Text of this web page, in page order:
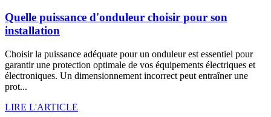
Quelle puissance d'onduleur choisir pour son
installation
Choisir la puissance adéquate pour un onduleur est essentiel pour
garantir une protection optimale de vos équipements électriques et
électroniques. Un dimensionnement incorrect peut entraîner une
prot...
LIRE L'ARTICLE